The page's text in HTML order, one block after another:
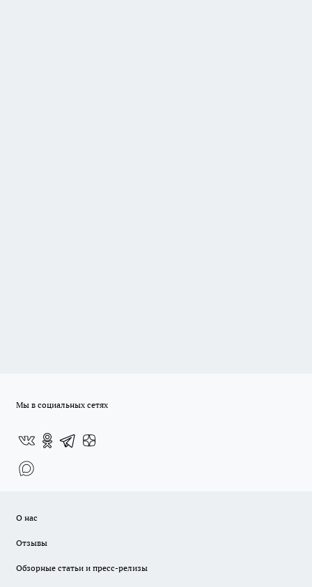
Мы в социальных сетях
О нас
Отзывы
Обзорные статьи и пресс-релизы